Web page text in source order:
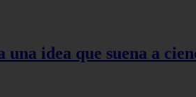
idea que suena a